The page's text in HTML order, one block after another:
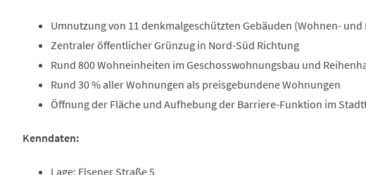
Umnutzung von 11 denkmalgeschützten Gebäuden (Wohnen-
Zentraler öffentlicher Grünzug in Nord-Süd Richtung
Rund 800 Wohneinheiten im Geschosswohnungsbau und
Rund 30 % aller Wohnungen als preisgebundene Wohnungen
Öffnung der Fläche und Aufhebung der Barriere-Funktion im
Kenndaten:
Lage: Elsener Straße 5